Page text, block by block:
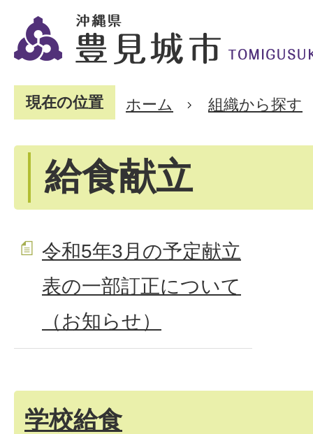
現在の位置 ホーム 組織から探す
給食献立
令和5年3月の予定献立
表の一部訂正について
（お知らせ）
学校給食